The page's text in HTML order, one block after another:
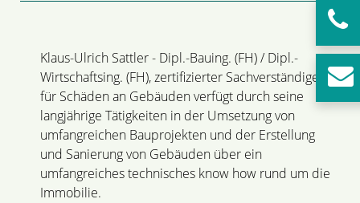
Klaus-Ulrich Sattler - Dipl.-Bauing. (FH) / Dipl.-
Wirtschaftsing. (FH), zertifizierter Sachverständiger
für Schäden an Gebäuden verfügt durch seine
langjährige Tätigkeiten in der Umsetzung von
umfangreichen Bauprojekten und der Erstellung
und Sanierung von Gebäuden über ein
umfangreiches technisches know how rund um die
Immobilie.